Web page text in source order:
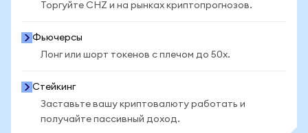
Торгуйте CHZ и на рынках криптопрогнозов.
Фьючерсы
Лонг или шорт токенов с плечом до 50x.
Стейкинг
Заставьте вашу криптовалюту работать и
получайте пассивный доход.